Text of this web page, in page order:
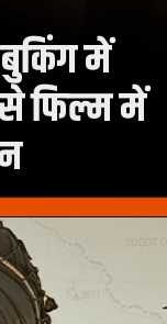
में
से फिल्म में